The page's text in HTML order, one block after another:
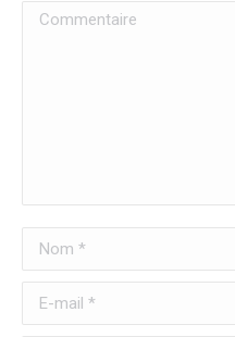
Commentaire
Nom *
E-mail *